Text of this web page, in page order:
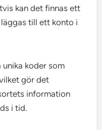
kan det finnas ett
till ett konto i
unika koder som
gör det
information
i tid.